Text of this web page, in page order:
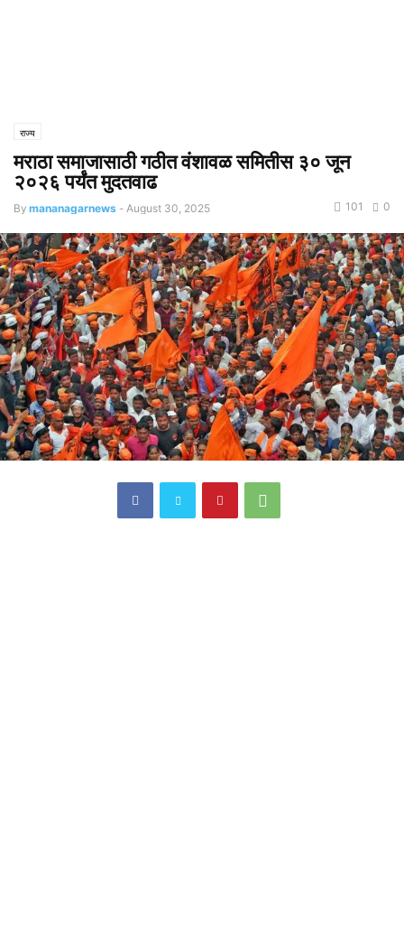
राज्य
मराठा समाजासाठी गठीत वंशावळ समितीस ३० जून
२०२६ पर्यंत मुदतवाढ
By mananagarnews - August 30, 2025 0
101